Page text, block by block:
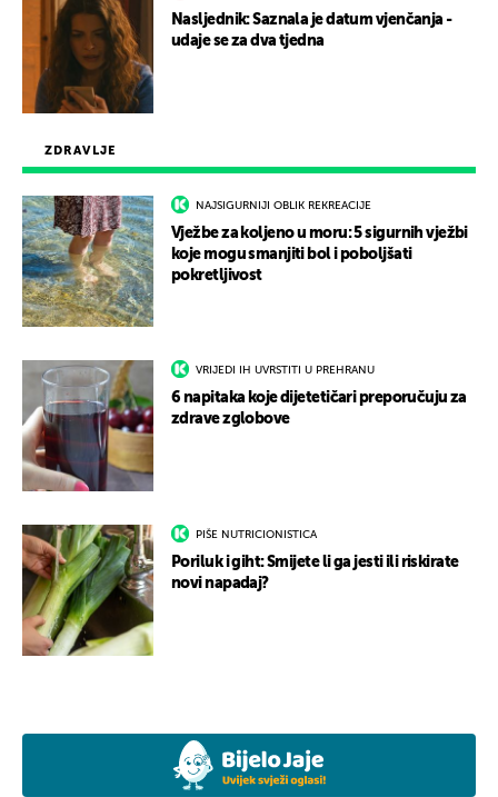
ZDRAVLJE
NAJSIGURNIJI OBLIK REKREACIJE
Vježbe za koljeno u moru: 5 sigurnih vježbi
koje mogu smanjiti bol i poboljšati
pokretljivost
VRIJEDI IH UVRSTITI U PREHRANU
6 napitaka koje dijetetičari preporučuju za
zdrave zglobove
PIŠE NUTRICIONISTICA
Poriluk i giht: Smijete li ga jesti ili riskirate
novi napadaj?
Nasljednik: Saznala je datum vjenčanja -
udaje se za dva tjedna